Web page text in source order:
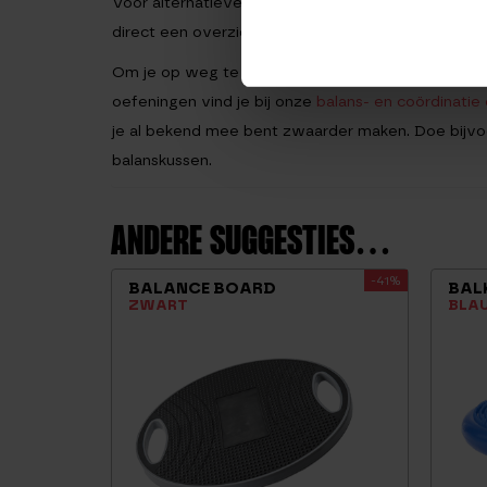
direct een overzicht van het kussen dat het beste
Om je op weg te helpen hebben we alvast wat
oefeningen vind je bij onze balans- en coördinatie
je al bekend mee bent zwaarder maken. Doe
balanskussen.
ANDERE SUGGESTIES…
BALANCE BOARD
ZWART
-41%